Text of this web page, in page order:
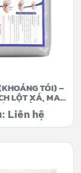
TỎI) –
LỘT XÁ, MAU
VỎ
Liên hệ